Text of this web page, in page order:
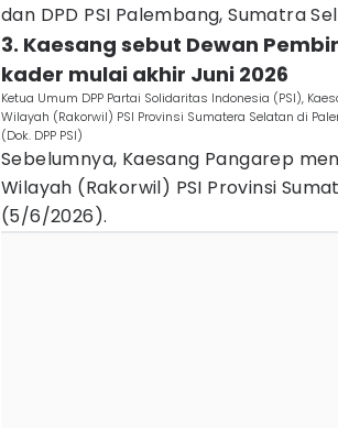
dan DPD PSI Palembang, Sumatra
3. Kaesang sebut Dewan
kader mulai akhir Juni 2026
Ketua Umum DPP Partai Solidaritas Indonesia (PSI),
Wilayah (Rakorwil) PSI Provinsi Sumatera Selatan di
(Dok. DPP PSI)
Sebelumnya, Kaesang Pangarep
Wilayah (Rakorwil) PSI Provinsi
(5/6/2026).